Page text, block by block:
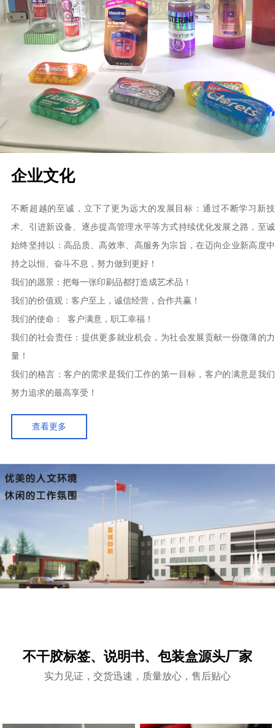
企业文化
不断超越的至诚，立下了更为远大的发展目标：通过不断学习新技
术、引进新设备、逐步提高管理水平等方式持续优化发展之路，至诚
始终坚持以：高品质、高效率、高服务为宗旨，在迈向企业新高度中
持之以恒、奋斗不息，努力做到更好！
我们的愿景：把每一张印刷品都打造成艺术品！
我们的价值观：客户至上，诚信经营，合作共赢！
我们的使命： 客户满意，职工幸福！
我们的社会责任：提供更多就业机会，为社会发展贡献一份微薄的力
量！
我们的格言：客户的需求是我们工作的第一目标，客户的满意是我们
努力追求的最高享受！
查看更多
不干胶标签、说明书、包装盒源头厂家
实力见证，交货迅速，质量放心，售后贴心